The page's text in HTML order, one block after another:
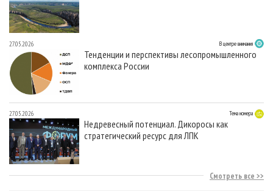
27.05.2026 В центре внимания
Тенденции и перспективы лесопромышленного
комплекса России
27.05.2026 Тема номера
Недревесный потенциал. Дикоросы как
стратегический ресурс для ЛПК
Смотреть все